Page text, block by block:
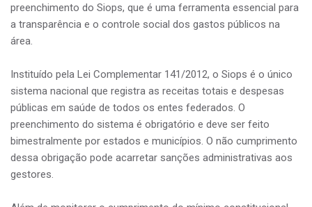
preenchimento do Siops, que é uma ferramenta essencial para
a transparência e o controle social dos gastos públicos na
área.
Instituído pela Lei Complementar 141/2012, o Siops é o único
sistema nacional que registra as receitas totais e despesas
públicas em saúde de todos os entes federados. O
preenchimento do sistema é obrigatório e deve ser feito
bimestralmente por estados e municípios. O não cumprimento
dessa obrigação pode acarretar sanções administrativas aos
gestores.